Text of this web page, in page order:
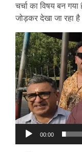
चर्चा का विषय बन
जोड़कर देखा जा रहा
Video
Player
00:00